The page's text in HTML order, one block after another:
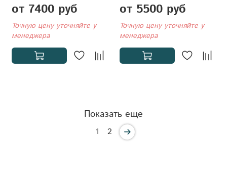
от 7400 руб
Точную цену уточняйте у
менеджера
от 5500 руб
Точную цену уточняйте у
менеджера
Показать еще
1 2